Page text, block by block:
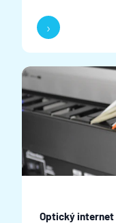
›
Optický internet